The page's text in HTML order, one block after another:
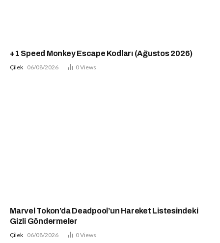
+1 Speed Monkey Escape Kodları (Ağustos 2026)
Çilek 06/08/2026 0Views
Marvel Tokon’da Deadpool’un Hareket Listesindeki
Gizli Göndermeler
Çilek 06/08/2026 0Views